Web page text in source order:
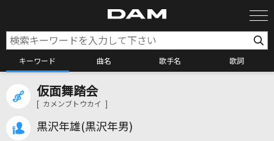
キーワード 曲名 歌手名 歌詞
カラオケ店舗検索
仮面舞踏会
[ カメンブトウカイ ]
黒沢年雄(黒沢年男)